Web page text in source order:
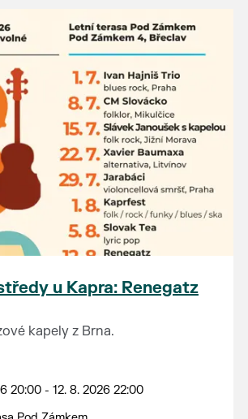
u Kapra: Renegatz
kapely z Brna.
20:00 - 12. 8. 2026 22:00